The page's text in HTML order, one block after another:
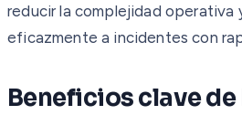
reducir la complejidad operativa
eficazmente a incidentes con
Beneficios clave